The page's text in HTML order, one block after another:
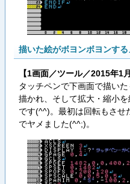
描いた絵がボヨンボヨンする
【1画面／ツール／2015年1
タッチペンで下画面で描い
描かれ、そして拡大・縮小
です(^^)。最初は回転もさせ
でヤメました(^^;)。